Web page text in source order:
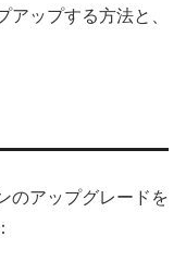
アップする方法と、
のアップグレードを